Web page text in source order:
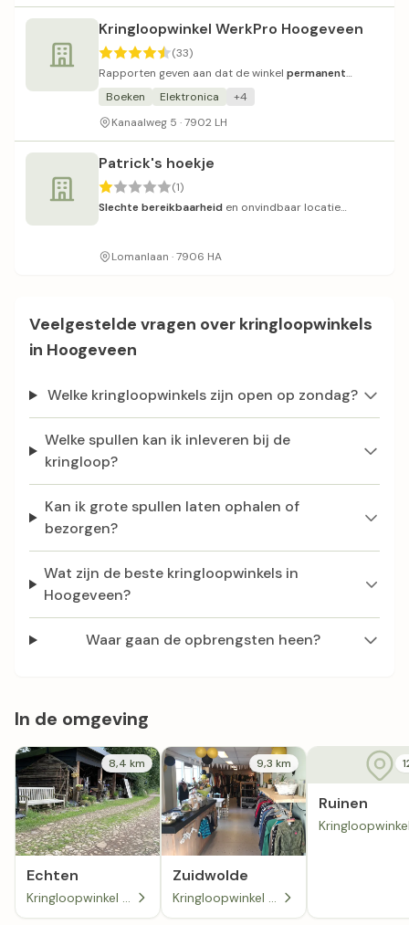
Kringloopwinkel WerkPro Hoogeveen
(33)
Rapporten geven aan dat de winkel permanent
geslotenis.
Boeken Elektronica
+4
Kanaalweg 5 · 7902 LH
Patrick's hoekje
(1)
Slechte bereikbaarheid en onvindbaar locatie
Lomanlaan · 7906 HA
Veelgestelde vragen over kringloopwinkels
in Hoogeveen
Welke kringloopwinkels zijn open op zondag?
Welke spullen kan ik inleveren bij de
kringloop?
Kan ik grote spullen laten ophalen of
bezorgen?
Wat zijn de beste kringloopwinkels in
Hoogeveen?
Waar gaan de opbrengsten heen?
In de omgeving
8,4 km
Echten
9,3 km
Zuidwolde
Ruinen